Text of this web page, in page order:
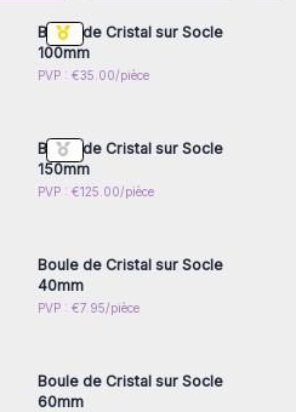
Boule de Cristal sur Socle
100mm
PVP : €35.00/pièce
Connectez-vous ou
Boule de Cristal sur Socle
150mm
PVP : €125.00/pièce
Connectez-vous ou
Boule de Cristal sur Socle
40mm
PVP : €7.95/pièce
Connectez-vous ou
Boule de Cristal sur Socle
60mm